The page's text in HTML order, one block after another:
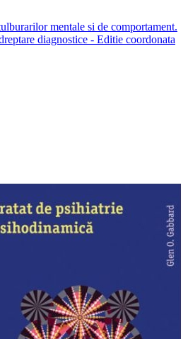
mentale si de comportament.
diagnostice - Editie coordonata